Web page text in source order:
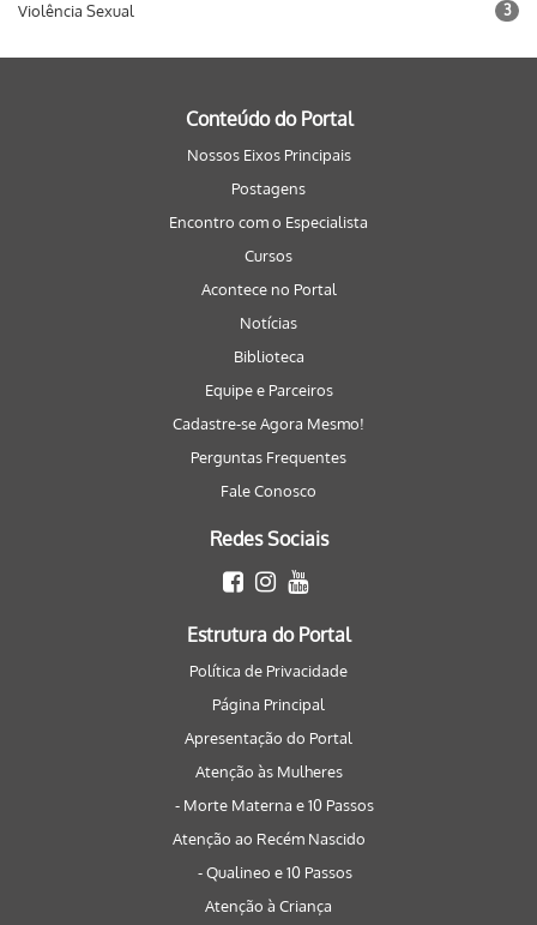
Violência Sexual 3
Conteúdo do Portal
Nossos Eixos Principais
Postagens
Encontro com o Especialista
Cursos
Acontece no Portal
Notícias
Biblioteca
Equipe e Parceiros
Cadastre-se Agora Mesmo!
Perguntas Frequentes
Fale Conosco
Redes Sociais
Estrutura do Portal
Política de Privacidade
Página Principal
Apresentação do Portal
Atenção às Mulheres
- Morte Materna e 10 Passos
Atenção ao Recém Nascido
- Qualineo e 10 Passos
Atenção à Criança